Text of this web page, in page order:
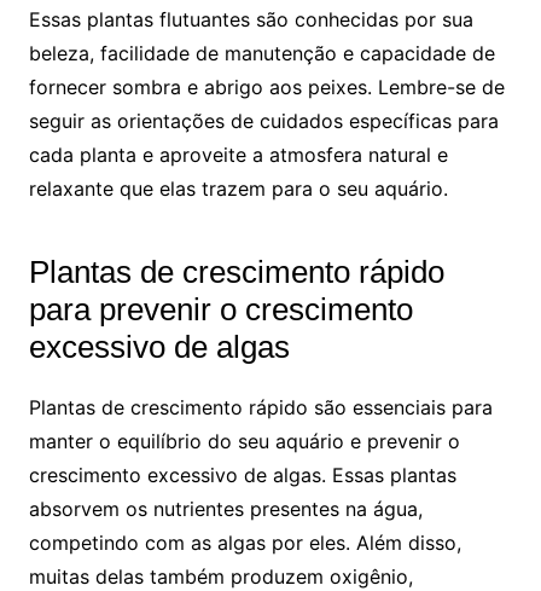
Essas plantas flutuantes são conhecidas por ‍sua
beleza, ⁣facilidade de ​manutenção e capacidade de
‍fornecer sombra e abrigo​ aos⁤ peixes. Lembre-se de
seguir as orientações de ⁤cuidados⁢ específicas para
cada planta ‍e aproveite a​ atmosfera natural e
‌relaxante que elas trazem ⁣para o seu aquário.
Plantas ⁢de crescimento rápido
para prevenir o crescimento
excessivo de algas
Plantas ⁤de crescimento rápido são essenciais para
manter o equilíbrio do seu aquário e prevenir o
crescimento excessivo⁤ de algas. Essas plantas
absorvem os ​nutrientes presentes na água, ​
competindo com as algas por eles. Além disso,
⁤muitas delas também produzem oxigênio,